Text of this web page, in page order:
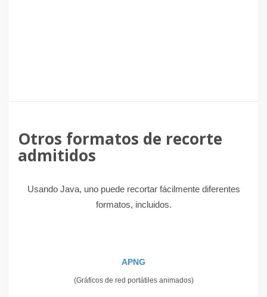
Otros formatos de recorte
admitidos
Usando Java, uno puede recortar fácilmente diferentes
formatos, incluidos.
APNG
(Gráficos de red portátiles animados)